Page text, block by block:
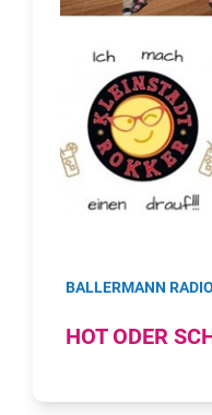
BALLERMANN RADIO
HOT ODER